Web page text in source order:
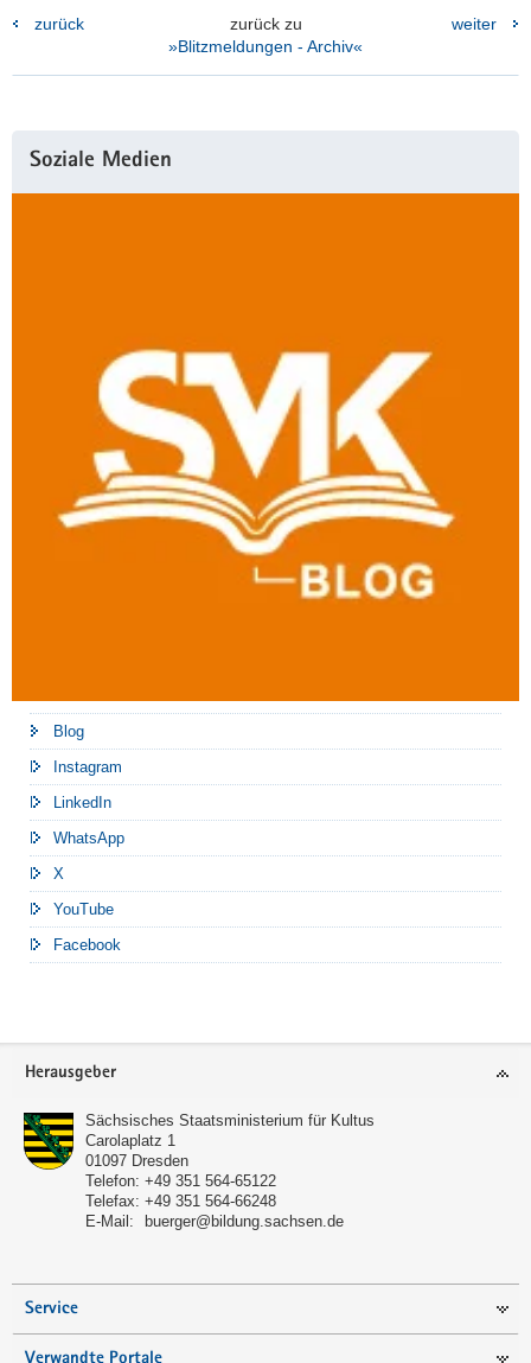
zurück
zurück zu
»Blitzmeldungen - Archiv«
weiter
Information
Soziale Medien
Blog
Instagram
LinkedIn
WhatsApp
X
YouTube
Facebook
Footer-
Herausgeber
Sächsisches Staatsministerium für Kultus
Carolaplatz 1
01097 Dresden
Telefon: +49 351 564-65122
Telefax: +49 351 564-66248
E-Mail:
buerger@bildung.sachsen.de
Service
Verwandte Portale